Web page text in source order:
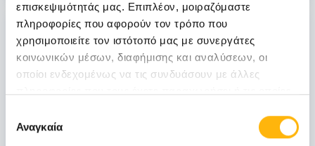
επισκεψιμότητάς μας. Επιπλέον, μοιραζόμαστε
πληροφορίες που αφορούν τον τρόπο που
χρησιμοποιείτε τον ιστότοπό μας με συνεργάτες
κοινωνικών μέσων, διαφήμισης και αναλύσεων, οι
οποίοι ενδεχομένως να τις συνδυάσουν με άλλες
των υπηρεσιών τους.
συγκατάθεσης
Αναγκαία
18
Ιανουαρίου
ΜΑΙΕΥΤΙΚΗ - ΓΥΝΑΙΚΟΛΟΓΙΚΗ